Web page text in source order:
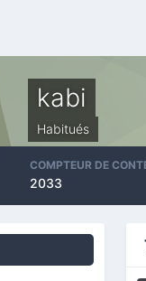
kabi
Habitués
COMPTEUR DE
2033